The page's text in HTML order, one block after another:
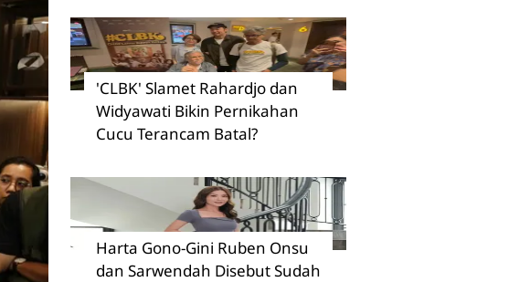
'CLBK' Slamet Rahardjo dan
Widyawati Bikin Pernikahan
Cucu Terancam Batal?
Harta Gono-Gini Ruben Onsu
dan Sarwendah Disebut Sudah